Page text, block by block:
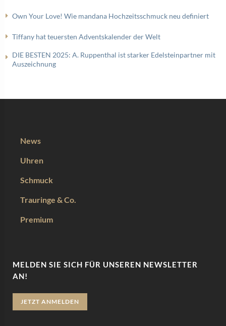
Own Your Love! Wie mandana Hochzeitsschmuck neu definiert
Tiffany hat teuersten Adventskalender der Welt
DIE BESTEN 2025: A. Ruppenthal ist starker Edelsteinpartner mit
Auszeichnung
News
Uhren
Schmuck
Trauringe & Co.
Premium
MELDEN SIE SICH FÜR UNSEREN NEWSLETTER
AN!
JETZT ANMELDEN